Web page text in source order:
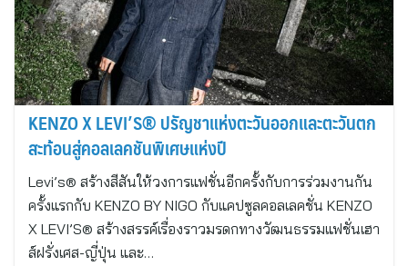
KENZO X LEVI’S® ปรัญชาแห่งตะวันออกและตะวันตก
สะท้อนสู่คอลเลคชันพิเศษแห่งปี
Levi’s® สร้างสีสันให้วงการแฟชั่นอีกครั้งกับการร่วมงานกัน
ครั้งแรกกับ KENZO BY NIGO กับแคปซูลคอลเลคชั่น KENZO
X LEVI’S® สร้างสรรค์เรื่องราวมรดกทางวัฒนธรรมแฟชั่นเฮา
ส์ฝรั่งเศส-ญี่ปุ่น และ…